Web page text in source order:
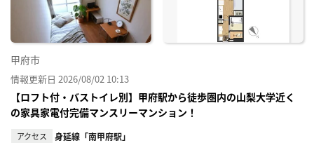
甲府市
情報更新日 2026/08/02 10:13
【ロフト付・バストイレ別】甲府駅から徒歩圏内の山梨大学近く
の家具家電付完備マンスリーマンション！
アクセス 身延線「南甲府駅」